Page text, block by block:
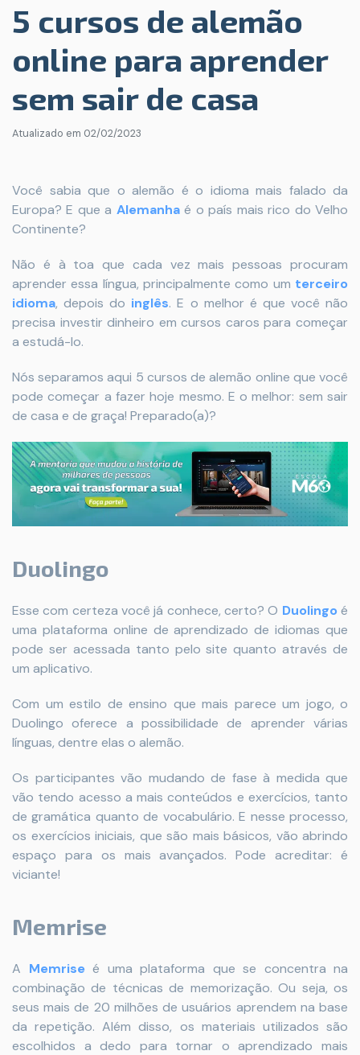
5 cursos de alemão
online para aprender
sem sair de casa
Atualizado em 02/02/2023
Você sabia que o alemão é o idioma mais falado da
Europa? E que a Alemanhaé o país mais rico do Velho
Continente?
Não é à toa que cada vez mais pessoas procuram
aprender essa língua, principalmente como um terceiro
idioma, depois do inglês. E o melhor é que você não
precisa investir dinheiro em cursos caros para começar
a estudá-lo.
Nós separamos aqui 5 cursos de alemão online que você
pode começar a fazer hoje mesmo. E o melhor: sem sair
de casa e de graça! Preparado(a)?
Duolingo
Esse com certeza você já conhece, certo? O Duolingo é
uma plataforma online de aprendizado de idiomas que
pode ser acessada tanto pelo site quanto através de
um aplicativo.
Com um estilo de ensino que mais parece um jogo, o
Duolingo oferece a possibilidade de aprender várias
línguas, dentre elas o alemão.
Os participantes vão mudando de fase à medida que
vão tendo acesso a mais conteúdos e exercícios, tanto
de gramática quanto de vocabulário. E nesse processo,
os exercícios iniciais, que são mais básicos, vão abrindo
espaço para os mais avançados. Pode acreditar: é
viciante!
Memrise
A Memriseé uma plataforma que se concentra na
combinação de técnicas de memorização. Ou seja, os
seus mais de 20 milhões de usuários aprendem na base
da repetição. Além disso, os materiais utilizados são
escolhidos a dedo para tornar o aprendizado mais